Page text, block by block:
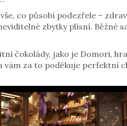
co působí podezřele –
zbytky plísní. Běžné
čokolády, jako je Domori,
vám za to poděkuje perfektní